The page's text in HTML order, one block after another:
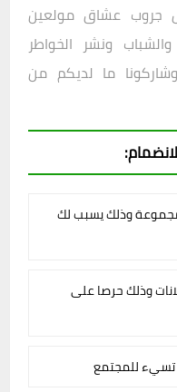
جروب عشاق مولعين
ونشر الخواطر
وشاركونا ما لديكم من
وذلك يسبب لك
وذلك حرصا على
تسيء للمجتمع